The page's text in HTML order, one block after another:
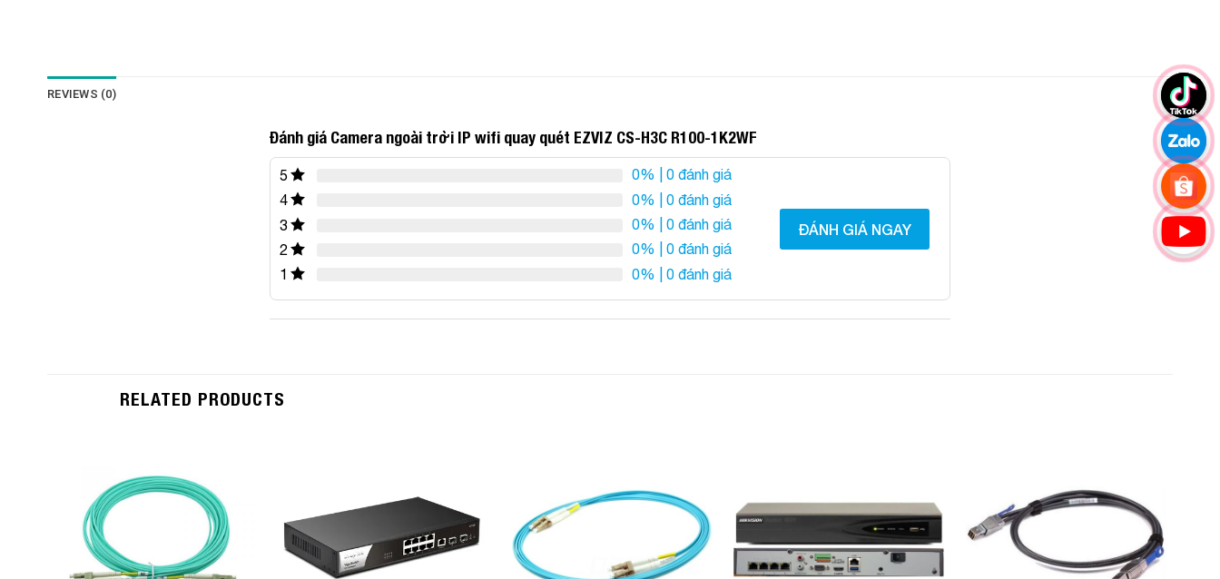
REVIEWS (0)
Đánh giá Camera ngoài trời IP wifi quay quét EZVIZ CS-H3C R100-1K2WF
5 0% | 0 đánh giá
4
0% | 0 đánh giá
3
0% | 0 đánh giá
2
0% | 0 đánh giá
1
0% | 0 đánh giá
ĐÁNH GIÁ NGAY
RELATED PRODUCTS
Wishlist
Wishlist
Wishlist